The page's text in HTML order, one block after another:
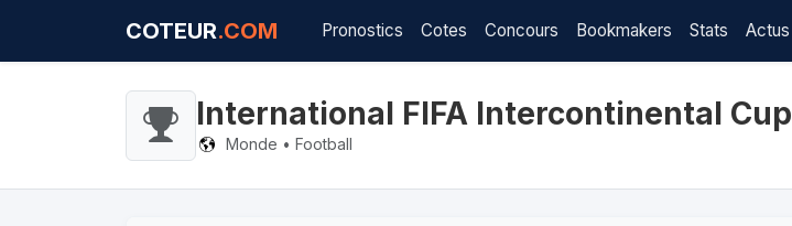
COTEUR.COM Pronostics Cotes Concours Bookmakers Stats Actus
International FIFA Intercontinental Cup
Monde • Football